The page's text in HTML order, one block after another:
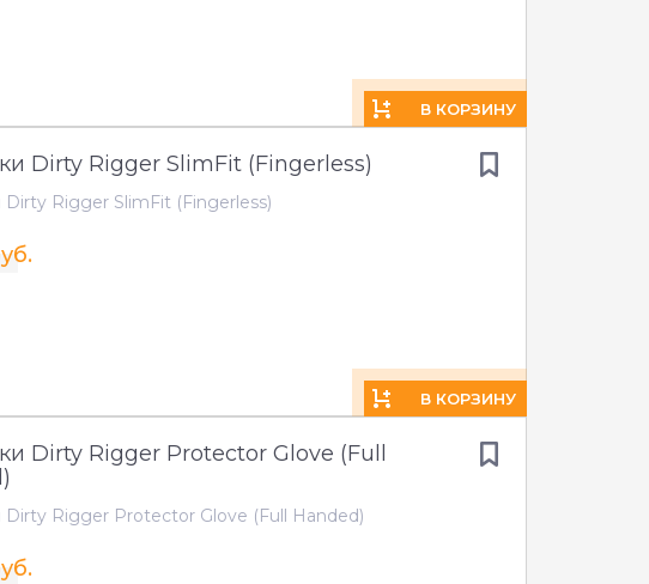
В КОРЗИНУ
Dirty Rigger SlimFit (Fingerless)
Dirty Rigger SlimFit (Fingerless)
В КОРЗИНУ
Dirty Rigger Protector Glove (Full
Dirty Rigger Protector Glove (Full Handed)